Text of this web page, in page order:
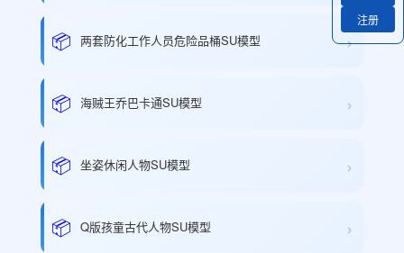
📦 两套防化工作人员危险品桶SU模型 ›
📦 海贼王乔巴卡通SU模型 ›
📦 坐姿休闲人物SU模型 ›
📦 Q版孩童古代人物SU模型 ›
注册